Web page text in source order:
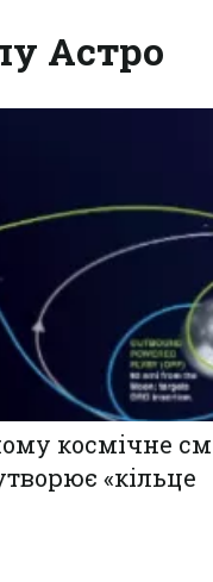
Астро
космічне
«кільце